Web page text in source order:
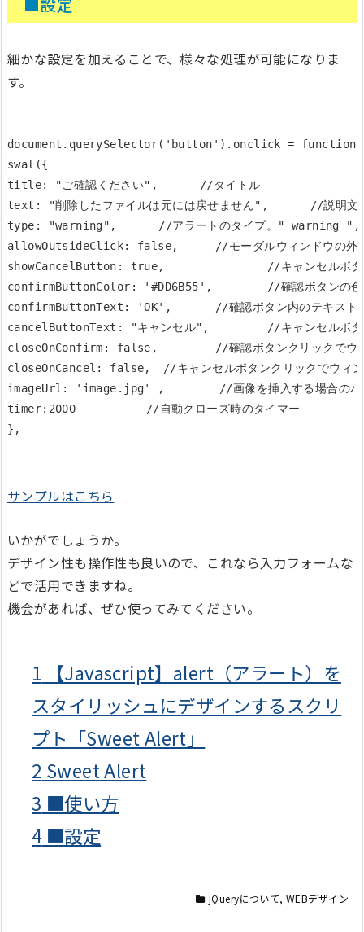
■設定
細かな設定を加えることで、様々な処理が可能になりま
す。
document.querySelector('button').onclick =
swal({
title: "ご確認ください", 　　　//タイトル
text: "削除したファイルは元には戻せません", 　　　//説明文
type: "warning", 　　　//アラートのタイプ。" warning
allowOutsideClick: false,	//モーダルウィンドウの外をクリックした時に閉じるかどうか
showCancelButton: true, 		//キャンセルボタンを表示するかどうか
confirmButtonColor: '#DD6B55', 	//確認ボタンの色
confirmButtonText: 'OK', 	//確認ボタン内のテキスト
cancelButtonText: "キャンセル", 	//キャンセルボタン内のテキスト
closeOnConfirm: false, 	//確認ボタンクリックでウィンドウを閉じるかどうか
closeOnCancel: false, 	//キャンセルボタンクリックでウィンドウを閉じるかどうか
imageUrl: 'image.jpg' ,        //画像を挿入する場合のパ
timer:2000　　　　　　//自動クローズ時のタイマー
サンプルはこちら
いかがでしょうか。
デザイン性も操作性も良いので、これなら入力フォームな
どで活用できますね。
機会があれば、ぜひ使ってみてください。
1 【Javascript】alert（アラート）を
スタイリッシュにデザインするスクリ
プト「Sweet Alert」
2 Sweet Alert
3 ■使い方
4 ■設定
jQueryについて,WEBデザイン